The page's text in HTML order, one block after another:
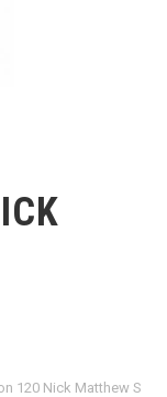
120 Nick Matthew S